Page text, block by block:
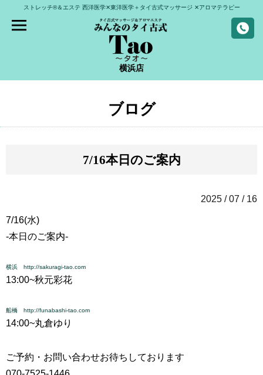
ストレッチ®＆エステ 西洋医学✕東洋医学＋タイ古式マッサージ ✕アロマテラピー
横浜店
ブログ
7/16本日のご案内
2025 / 07 / 16
7/16(水)
-本日のご案内-
横浜 http://sakuragi-tao.com
13:00~秋元彩花
船橋 http://funabashi-tao.com
14:00~丸倉ゆり
ご予約・お問い合わせお待ちしております